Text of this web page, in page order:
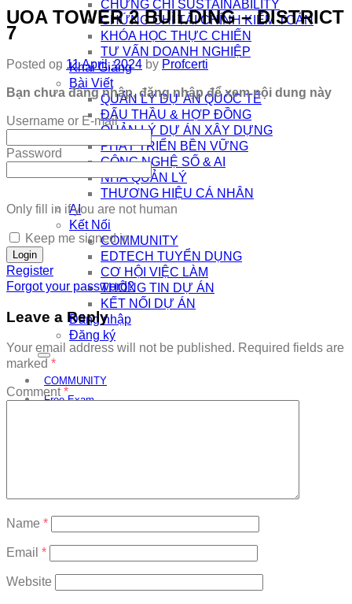
CHỨNG CHỈ SUSTAINABILITY
CHỨNG CHỈ TÀI CHÍNH KIỂM TOÁN
KHÓA HỌC THỰC CHIẾN
TƯ VẤN DOANH NGHIỆP
Khai Giảng
Bài Viết
QUẢN LÝ DỰ ÁN QUỐC TẾ
ĐẤU THẦU & HỢP ĐỒNG
QUẢN LÝ DỰ ÁN XÂY DỰNG
PHÁT TRIỂN BỀN VỮNG
CÔNG NGHỆ SỐ & AI
NHÀ QUẢN LÝ
THƯƠNG HIỆU CÁ NHÂN
AI
Kết Nối
COMMUNITY
EDTECH TUYỂN DỤNG
CƠ HỘI VIỆC LÀM
THÔNG TIN DỰ ÁN
KẾT NỐI DỰ ÁN
Đăng nhập
Đăng ký
COMMUNITY
Free Exam
UOA TOWER 2 BUILDING – DISTRICT
7
Posted on 11 April, 2024 by Profcerti
Bạn chưa đăng nhập, đăng nhập để xem nội dung này
Username or E-mail
Password
Only fill in if you are not human
Keep me signed in
Register
Forgot your password?
Leave a Reply
Your email address will not be published. Required fields are
marked *
Comment*
Name *
Email *
Website